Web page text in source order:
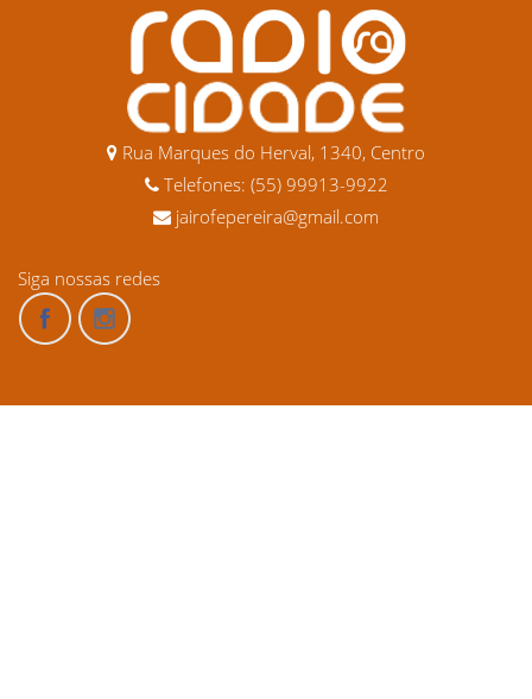
Rua Marques do Herval, 1340, Centro
Telefones: (55) 99913-9922
jairofepereira@gmail.com
Siga nossas redes